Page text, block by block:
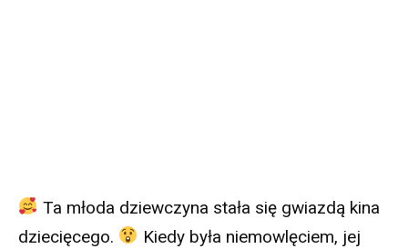
Ta młoda dziewczyna stała się gwiazdą kina
dziecięcego.
Kiedy była niemowlęciem, jej